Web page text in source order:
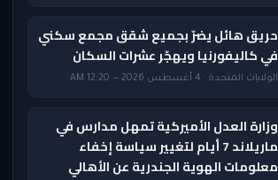
حريق هائل يضرّ بجميع شقق مجمع سكني
في كاليفورنيا ويهجّر عشرات السكان
الولايات المتحدة · 4 أغسطس 2026 — 12:20 AM
وزارة العدل الأميركية تمهل مدارس في
ماريلاند 7 أيام لتغيير سياسة إخفاء
معلومات الهوية الجندرية عن الأهالي